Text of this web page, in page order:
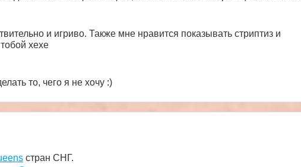
быть, я смогу помочь тебе с твоей? Для меня удовольствие – это
в сексуальный мир, а также мир общения. Мне хотелось
который мы проводим вместе. Вам просто нужно
что будет жарко? Я не сомневаюсь, хаха
и игриво. Также мне нравится показывать стриптиз и
хехе
то, чего я не хочу :)
стран СНГ.